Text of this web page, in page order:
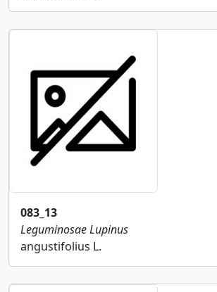
083_13
LeguminosaeLupinus
angustifolius L.